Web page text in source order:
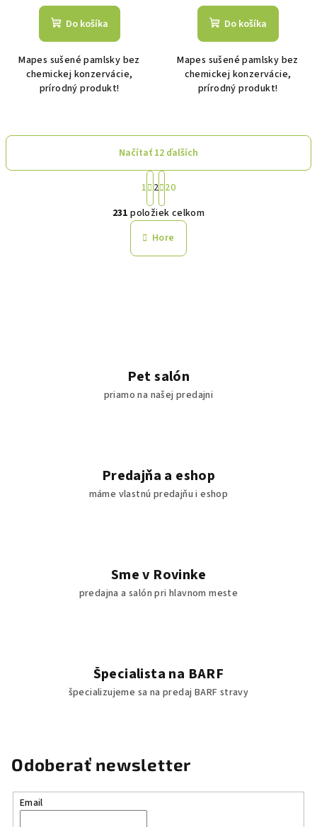
Do košíka
Mapes sušené pamlsky bez
chemickej konzervácie,
prírodný produkt!
Do košíka
Mapes sušené pamlsky bez
chemickej konzervácie,
prírodný produkt!
O
v
l
v
k
i
s
Načítať 12 ďalších
S
t
r
á
k
o
1 2 20
231 položiek celkom
Hore
Pet salón
priamo na našej predajni
Predajňa a eshop
máme vlastnú predajňu i eshop
Sme v Rovinke
predajna a salón pri hlavnom meste
Špecialista na BARF
špecializujeme sa na predaj BARF stravy
Odoberať newsletter
Email